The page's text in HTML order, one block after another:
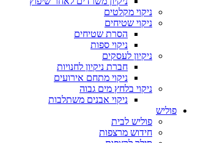
ניקוי מקלטים
ניקוי שטיחים
הסרת שטיחים
ניקוי ספות
ניקיון לעסקים
חברת ניקיון לחנויות
ניקוי מתחם אירועים
ניקוי בלחץ מים גבוה
ניקוי אבנים משתלבות
פוליש
פוליש לבית
חידוש מרצפות